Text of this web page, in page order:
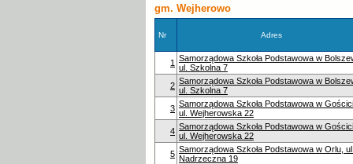
gm. Wejherowo
Nr Adres
1 Samorządowa Szkoła Podstawowa w
ul. Szkolna 7
2 Samorządowa Szkoła Podstawowa w
ul. Szkolna 7
3 Samorządowa Szkoła Podstawowa w
ul. Wejherowska 22
4 Samorządowa Szkoła Podstawowa w
ul. Wejherowska 22
5 Samorządowa Szkoła Podstawowa w Orlu,
Nadrzeczna 19